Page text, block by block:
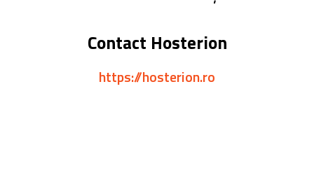
Contact Hosterion
https://hosterion.ro